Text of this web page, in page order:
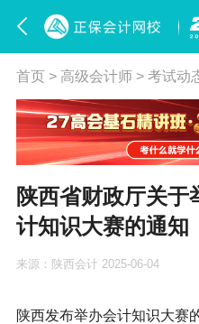
首页> 高级会计师> 考试动
陕西省财政厅关
计知识大赛的通知
来源： 陕西会计 2025-06-04
陕西发布举办会计知识大赛